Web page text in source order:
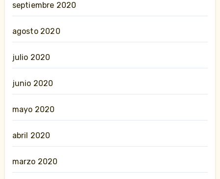
septiembre 2020
agosto 2020
julio 2020
junio 2020
mayo 2020
abril 2020
marzo 2020